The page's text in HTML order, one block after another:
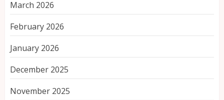
March 2026
February 2026
January 2026
December 2025
November 2025